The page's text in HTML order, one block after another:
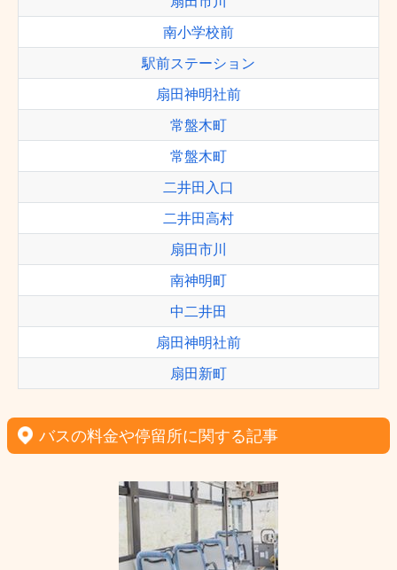
南小学校前
駅前ステーション
扇田神明社前
常盤木町
常盤木町
二井田入口
二井田高村
扇田市川
南神明町
中二井田
扇田神明社前
扇田新町
バスの料金や停留所に関する記事